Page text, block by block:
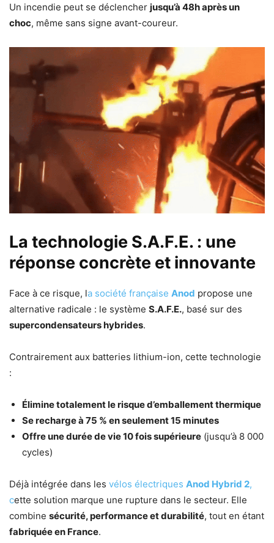
Un incendie peut se déclencher jusqu’à 48h après un
choc, même sans signe avant-coureur.
La technologie S.A.F.E. : une
réponse concrète et innovante
Face à ce risque, la société française Anod propose une
alternative radicale : le système S.A.F.E., basé sur des
supercondensateurs hybrides.
Contrairement aux batteries lithium-ion, cette technologie
:
Élimine totalement le risque d’emballement thermique
Se recharge à 75 % en seulement 15 minutes
Offre une durée de vie 10 fois supérieure (jusqu’à 8 000
cycles)
Déjà intégrée dans les vélos électriques Anod Hybrid 2,
cette solution marque une rupture dans le secteur. Elle
combine sécurité, performance et durabilité, tout en étant
fabriquée en France.